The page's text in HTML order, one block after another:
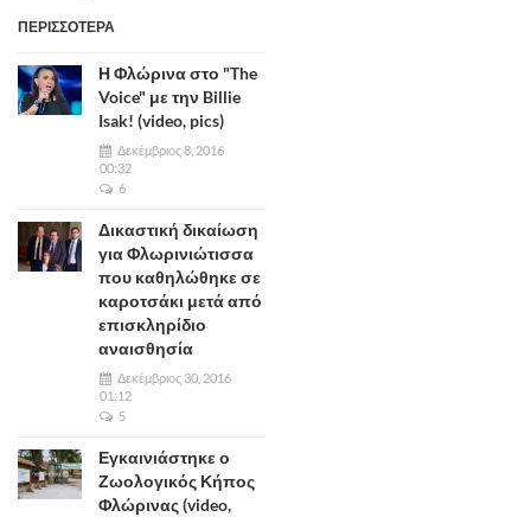
ΠΕΡΙΣΣΟΤΕΡΑ
Η Φλώρινα στο "The
Voice" με την Billie
Isak! (video, pics)
Δεκέμβριος 8, 2016
00:32
6
Δικαστική δικαίωση
για Φλωρινιώτισσα
που καθηλώθηκε σε
καροτσάκι μετά από
επισκληρίδιο
αναισθησία
Δεκέμβριος 30, 2016
01:12
5
Εγκαινιάστηκε ο
Ζωολογικός Κήπος
Φλώρινας (video,